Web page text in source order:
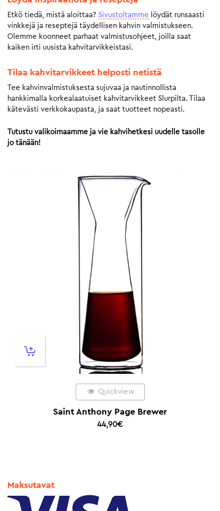
Etkö tiedä, mistä aloittaa? Sivustoltamme löydät runsaasti
vinkkejä ja reseptejä täydellisen kahvin valmistukseen.
Olemme koonneet parhaat valmistusohjeet, joilla saat
kaiken irti uusista kahvitarvikkeistasi.
Tilaa kahvitarvikkeet helposti netistä
Tee kahvinvalmistuksesta sujuvaa ja nautinnollista
hankkimalla korkealaatuiset kahvitarvikkeet Slurpilta. Tilaa
kätevästi verkkokaupasta, ja saat tuotteet nopeasti.
Tutustu valikoimaamme ja vie kahvihetkesi uudelle tasolle
jo tänään!
Quickview
Saint Anthony Page Brewer
44,90€
Maksutavat